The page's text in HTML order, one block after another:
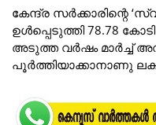
കേന്ദ്ര സർക്കാരിന്റെ
ഉൾപ്പെടുത്തി 78.78
അടുത്ത വർഷം മാർച്ച്
പൂർത്തിയാക്കാനാണു